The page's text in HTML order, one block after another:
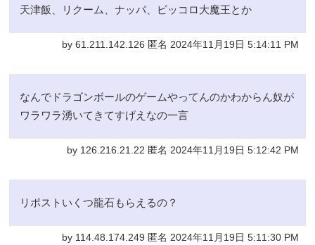
天津飯、リクーム、ナッパ、ピッコロ大魔王とか
by 61.211.142.126 匿名 2024年11月19日 5:14:11 PM
なんでドラゴンボールのゲームやってんのかわからん奴が
ワラワラ湧いてきてすげえなの一言
by 126.216.21.22 匿名 2024年11月19日 5:12:42 PM
リポストいくつ龍石もらえるの？
by 114.48.174.249 匿名 2024年11月19日 5:11:30 PM